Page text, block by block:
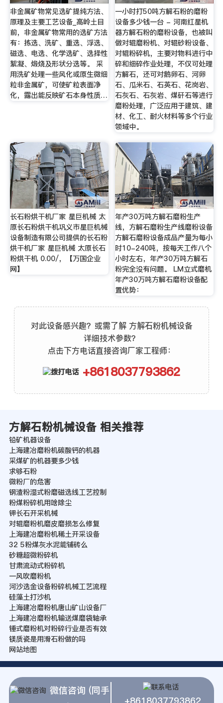
非金属矿物常见选矿提纯方法、
原理及主要工艺设备_高岭土目
前，非金属矿物常用的选矿方法
有：拣选、洗矿、重选、浮选、
磁选、电选、化学选矿、选择性
絮凝、煅烧及形状分选等。 采
用洗矿处理一些风化或原生微细
粒非金属矿，可使矿粒表面净
化，露出能反映矿石本身性质…
一小时打50吨方解石粉的磨粉
设备多少钱一台 - 河南红星机
器方解石粉的磨粉设备，也被叫
做对辊磨粉机、对辊砂粉设备、
对辊粉碎机，主要对物料进行中
碎和细碎作业处理，不仅可处理
方解石，还可对鹅卵石、河卵
石、瓜米石、石英石、花岗岩、
石灰石、石灰岩、煤矸石等进行
磨粉处理，广泛应用于建筑、建
材、化工、耐火材料等多个行业
领域中。
长石粉烘干机厂家 星巨机械 太
原长石粉烘干机巩义市星巨机械
设备制造有限公司提供的长石粉
烘干机厂家 星巨机械 太原长石
粉烘干机 0.00/，【万国企业
网】
年产30万吨方解石磨粉生产
线，方解石磨粉生产线磨粉设备
方解石磨粉设备成品产量为每小
时10-240吨，按每天工作八个
小时左右，年产30万吨方解石
粉完全没有问题。 LM立式磨机
年产30万吨方解石磨粉设备配
置优势：
对此设备感兴趣？或需了解 方解石粉机械设备
详细技术参数？
点击下方电话直接咨询厂家工程师：
+8618037793862
方解石粉机械设备 相关推荐
铅矿机器设备
上海建冶磨粉机碳酸钙的机器
采煤矿的机器要多少钱
求够石粉
微粉厂的危害
钢渣粉湿式粉磨磁选线工艺控制
粉煤粉碎机用啥除尘
钾长石开采机械
对辊磨粉机磨皮磨损怎么修复
上海建冶磨粉机稀土开采设备
32 5粉煤灰水泥能铺砖么
砂糖超微粉碎机
甘肃流动式粉碎机
一风吹磨粉机
河沙选金设备粉碎机械工艺流程
硅藻土打沙机
上海建冶磨粉机唐山矿山设备厂
上海建冶磨粉机输送煤磨袋轴承
锤式磨粉机对粉碎行业是否有效
镁质瓷是用滑石粉做的吗
网站地图
微信咨询 (同手